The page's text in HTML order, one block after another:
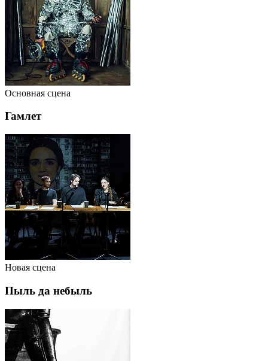
Основная сцена
Гамлет
Новая сцена
Пыль да небыль